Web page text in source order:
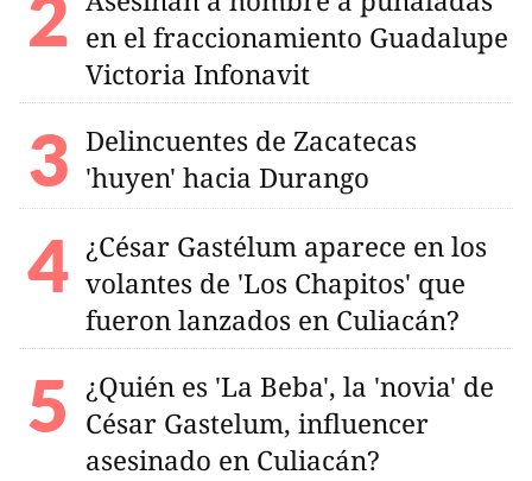
en el fraccionamiento Guadalupe
Victoria Infonavit
Delincuentes de Zacatecas
'huyen' hacia Durango
¿César Gastélum aparece en los
volantes de 'Los Chapitos' que
fueron lanzados en Culiacán?
¿Quién es 'La Beba', la 'novia' de
César Gastelum, influencer
asesinado en Culiacán?